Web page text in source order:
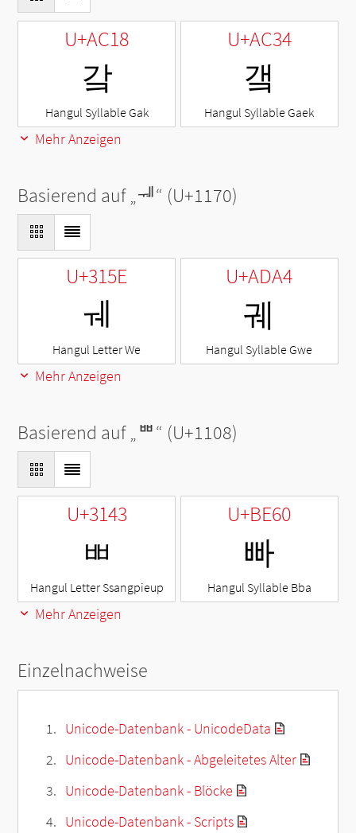
U+AC18
갘
Hangul Syllable Gak
U+AC34
갴
Hangul Syllable Gaek
Mehr Anzeigen
Basierend auf „ᅰ“ (U+1170)
U+315E
ㅞ
Hangul Letter We
U+ADA4
궤
Hangul Syllable Gwe
Mehr Anzeigen
Basierend auf „ᄈ“ (U+1108)
U+3143
ㅃ
Hangul Letter Ssangpieup
U+BE60
빠
Hangul Syllable Bba
Mehr Anzeigen
Einzelnachweise
Unicode-Datenbank - UnicodeData
Unicode-Datenbank - Abgeleitetes Alter
Unicode-Datenbank - Blöcke
Unicode-Datenbank - Scripts